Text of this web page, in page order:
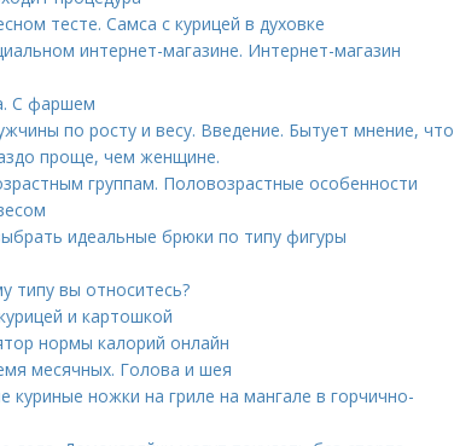
тесте. Самса с курицей в духовке
интернет-магазине. Интернет-магазин
С фаршем
по росту и весу. Введение. Бытует мнение, что
проще, чем женщине.
группам. Половозрастные особенности
идеальные брюки по типу фигуры
типу вы относитесь?
и картошкой
нормы калорий онлайн
месячных. Голова и шея
куриные ножки на гриле на мангале в горчично-